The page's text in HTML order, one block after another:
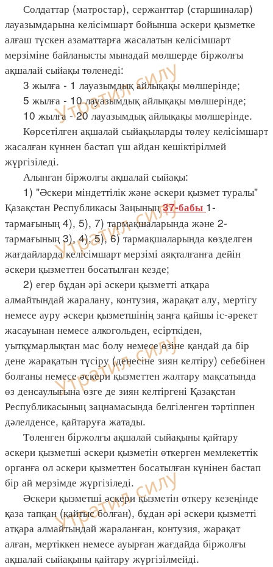
Солдаттар (матростар), сержанттар (старшиналар)
лауазымдарына келісімшарт бойынша әскери қызметке
алғаш түскен азаматтарға жасалатын келісімшарт
мерзіміне байланысты мынадай мөлшерде біржолғы
ақшалай сыйақы төленеді:
3 жылға - 1 лауазымдық айлықақы мөлшерінде;
5 жылға - 10 лауазымдық айлықақы мөлшерінде;
10 жылға - 20 лауазымдық айлықақы мөлшерінде.
Көрсетілген ақшалай сыйақыларды төлеу келісімшарт
жасалған күннен бастап үш айдан кешіктірілмей
жүргізіледі.
Алынған біржолғы ақшалай сыйақы:
1) "Әскери міндеттілік және әскери қызмет туралы"
Қазақстан Республикасы Заңының37-бабы 1-
тармағының 4), 5), 7) тармақшаларында және 2-
тармағының 3), 4), 5), 6) тармақшаларында көзделген
жағдайларда келісімшарт мерзімі аяқталғанға дейін
әскери қызметтен босатылған кезде;
2) егер бұдан әрі әскери қызметті атқара
алмайтындай жаралану, контузия, жарақат алу, мертігу
немесе ауру әскери қызметшінің заңға қайшы іс-әрекет
жасауынан немесе алкогольден, есірткіден,
уытқұмарлықтан мас болу немесе өзіне қандай да бір
дене жарақатын түсіру (денесіне зиян келтіру) себебінен
болғаны немесе әскери қызметтен жалтару мақсатында
өз денсаулығына өзге де зиян келтіргені Қазақстан
Республикасының заңнамасында белгіленген тәртіппен
дәлелденсе, қайтаруға жатады.
Төленген біржолғы ақшалай сыйақыны қайтару
әскери қызметші әскери қызметін өткерген мемлекеттік
органға ол әскери қызметтен босатылған күнінен бастап
бір ай мерзімде жүргізіледі.
Әскери қызметші әскери қызметін өткеру кезеңінде
қаза тапқан (қайтыс болған), бұдан әрі әскери қызметті
атқара алмайтындай жараланған, контузия, жарақат
алған, мертіккен немесе ауырған жағдайда біржолғы
ақшалай сыйақыны қайтару жүргізілмейді.